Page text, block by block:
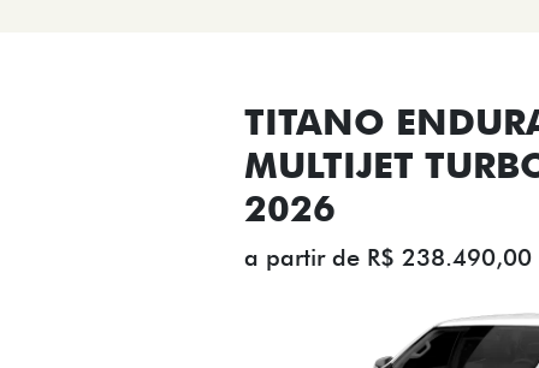
TITANO
MULTIJET
2026
a partir de R$ 238.490,00